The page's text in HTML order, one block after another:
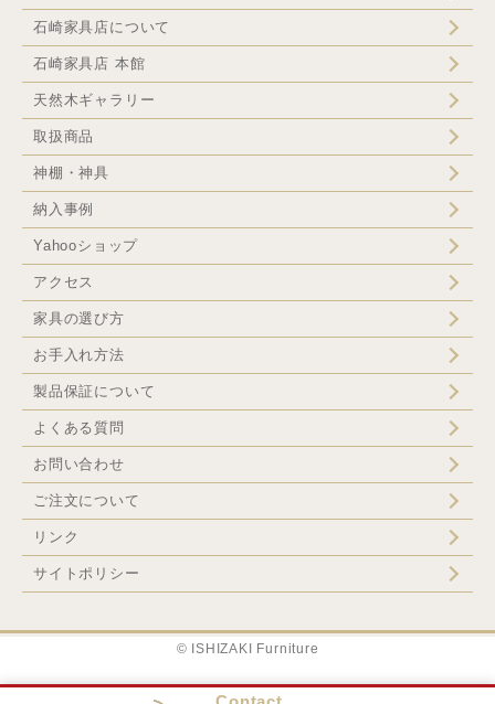
石崎家具店について
石崎家具店 本館
天然木ギャラリー
取扱商品
神棚・神具
納入事例
Yahooショップ
アクセス
家具の選び方
お手入れ方法
製品保証について
よくある質問
お問い合わせ
ご注文について
リンク
サイトポリシー
© ISHIZAKI Furniture